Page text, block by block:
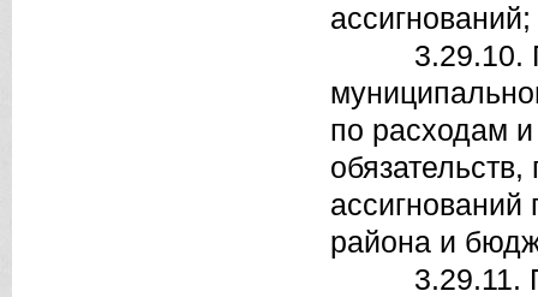
ассигнований;
3.29.10.
по расходам
района и
3.29.11.